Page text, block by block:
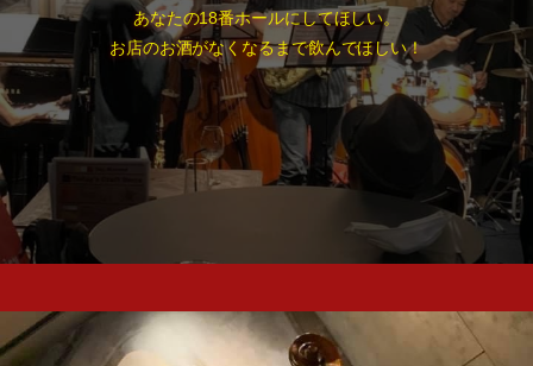
あなたの18番ホールにしてほしい。
お店のお酒がなくなるまで飲んでほしい！